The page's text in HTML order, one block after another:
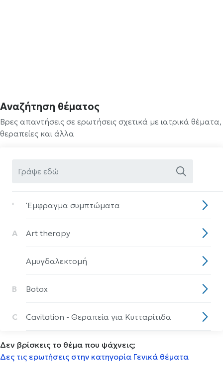
Αναζήτηση θέματος
Βρες απαντήσεις σε ερωτήσεις σχετικά με ιατρικά θέματα,
θεραπείες και άλλα
' 'Eμφραγμα συμπτώματα
A Art therapy
Aμυγδαλεκτομή
B Botox
C Cavitation - Θεραπεία για Κυτταρίτιδα
CPAP
Δεν βρίσκεις το θέμα που ψάχνεις;
Δες τις ερωτήσεις στην κατηγορία Γενικά θέματα